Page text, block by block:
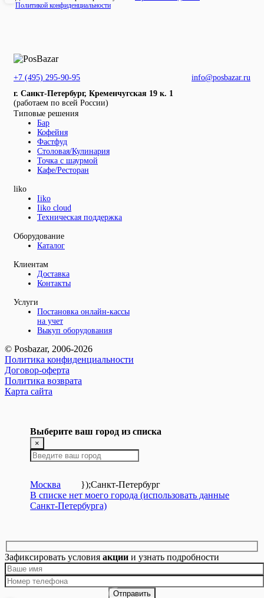
Политикой конфиденциальности
+7 (495) 295-90-95
info@posbazar.ru
г. Санкт-Петербург, Кременчугская 19 к. 1
(работаем по всей России)
Типовые решения
Бар
Кофейня
Фастфуд
Столовая/Кулинария
Точка с шаурмой
Кафе/Ресторан
liko
Iiko
Iiko cloud
Техническая поддержка
Оборудование
Каталог
Клиентам
Доставка
Контакты
Услуги
Постановка онлайн-кассы
на учет
Выкуп оборудования
© Posbazar, 2006-2026
Политика конфиденциальности
Договор-оферта
Политика возврата
Карта сайта
Выберите ваш город из списка
×
Москва });Санкт-Петербург
В списке нет моего города (использовать данные
Санкт-Петербурга)
Зафиксировать условия акции и узнать подробности